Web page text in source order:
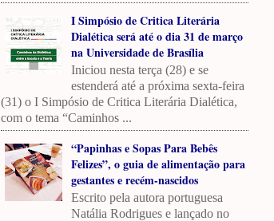
I Simpósio de Critica Literária
Dialética será até o dia 31 de março
na Universidade de Brasília
Iniciou nesta terça (28) e se
estenderá até a próxima sexta-feira
(31) o I Simpósio de Critica Literária Dialética,
com o tema “Caminhos ...
“Papinhas e Sopas Para Bebês
Felizes”, o guia de alimentação para
gestantes e recém-nascidos
Escrito pela autora portuguesa
Natália Rodrigues e lançado no